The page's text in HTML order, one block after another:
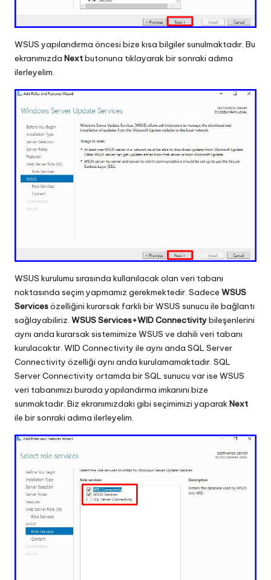
WSUS yapılandırma öncesi bize kısa bilgiler sunulmaktadır. Bu
ekranımızda Nextbutonuna tıklayarak bir sonraki adıma
ilerleyelim.
WSUS kurulumu sırasında kullanılacak olan veri tabanı
noktasında seçim yapmamız gerekmektedir. Sadece WSUS
Servicesözelliğini kurarsak farklı bir WSUS sunucu ile bağlantı
sağlayabiliriz. WSUS Services+WID Connectivitybileşenlerini
aynı anda kurarsak sistemimize WSUS ve dahili veri tabanı
kurulacaktır. WID Connectivity ile aynı anda SQL Server
Connectivity özelliği aynı anda kurulamamaktadır. SQL
Server Connectivity ortamda bir SQL sunucu var ise WSUS
veri tabanımızı burada yapılandırma imkanını bize
sunmaktadır. Biz ekranımızdaki gibi seçimimizi yaparakNext
ile bir sonraki adıma ilerleyelim.